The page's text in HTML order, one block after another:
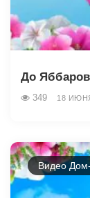
До
349 18
Видео